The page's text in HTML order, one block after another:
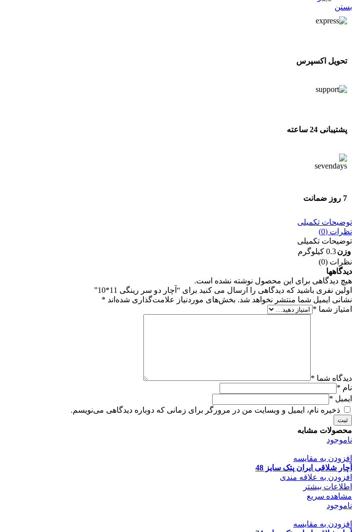
بستن
تحویل اکسپرس
پشتیبانی 24 ساعته
7 روز ضمانت
توضیحات تکمیلی
نظرات (0)
توضیحات تکمیلی
وزن0.3 کیلوگرم
نظرات (0)
دیدگاهها
هیچ دیدگاهی برای این محصول نوشته نشده است.
اولین نفری باشید که دیدگاهی را ارسال می کنید برای “آچار دو سر رینگی 11*10”
نشانی ایمیل شما منتشر نخواهد شد. بخش‌های موردنیاز علامت‌گذاری شده‌اند *
امتیاز شما *
دیدگاه شما *
نام *
ایمیل *
ذخیره نام، ایمیل و وبسایت من در مرورگر برای زمانی که دوباره دیدگاهی می‌نویسم.
محصولات مشابه
ناموجود
افزودن به مقایسه
آچار شلاقی ایران پتک سایز 48
افزودن به علاقه مندی
اطلاعات بیشتر
مشاهده سریع
ناموجود
افزودن به مقایسه